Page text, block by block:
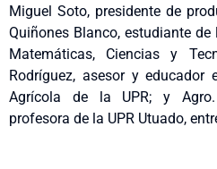
Miguel Soto, presidente de
Quiñones Blanco, estudiante
Matemáticas, Ciencias y
Rodríguez, asesor y educador
Agrícola de la UPR; y
profesora de la UPR Utuado,